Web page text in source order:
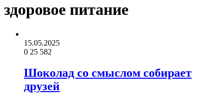
здоровое питание
15.05.2025
0 25 582
Шоколад со смыслом собирает
друзей